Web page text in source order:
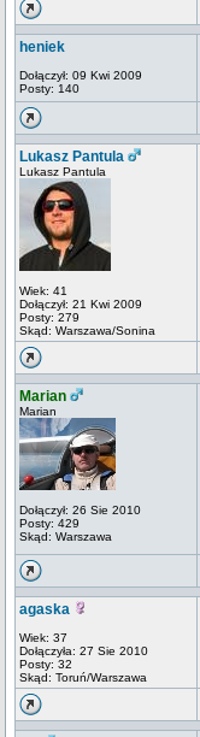
heniek
Dołączył: 09 Kwi 2009
Posty: 140
Lukasz Pantula
Lukasz Pantula
Wiek: 41
Dołączył: 21 Kwi 2009
Posty: 279
Skąd: Warszawa/Sonina
Marian
Marian
Dołączył: 26 Sie 2010
Posty: 429
Skąd: Warszawa
agaska
Wiek: 37
Dołączyła: 27 Sie 2010
Posty: 32
Skąd: Toruń/Warszawa